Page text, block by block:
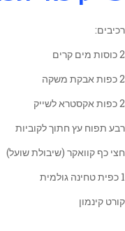
רכיבים:
2 כוסות מים קרים
2 כפות אבקת משקה
2 כפות אקסטרא לשייק
רבע תפוח עץ חתוך לקוביות
חצי כף קוואקר (שיבולת שועל)
1 כפית טחינה גולמית
קורט קינמון